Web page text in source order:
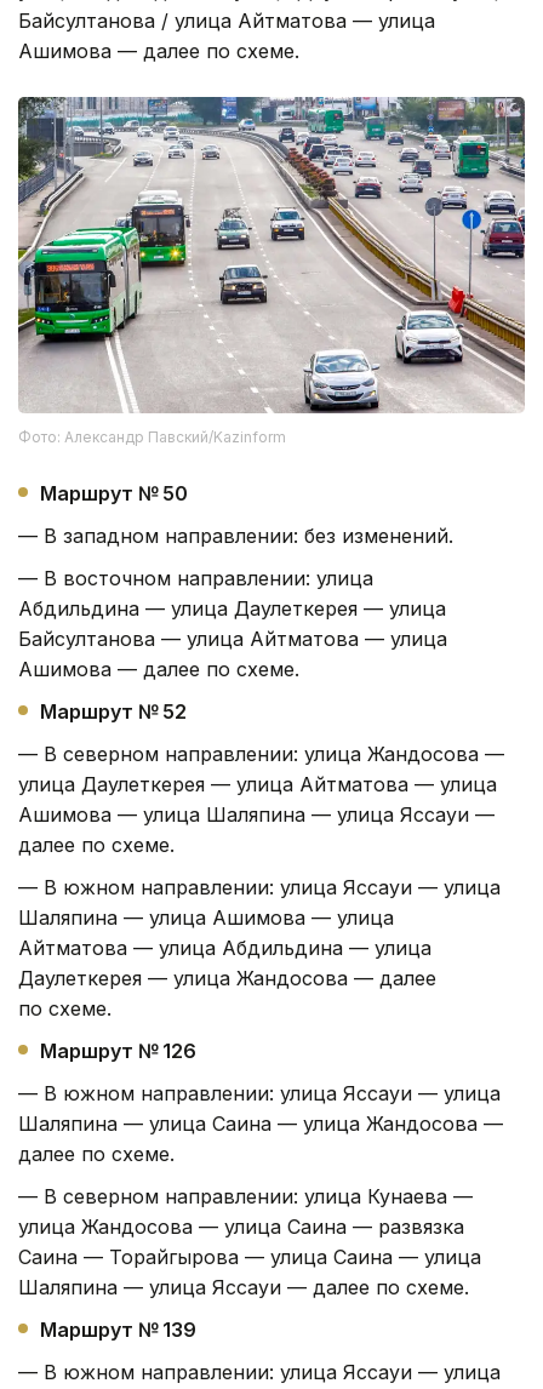
Байсултанова / улица Айтматова — улица
Ашимова — далее по схеме.
Фото: Александр Павский/Kazinform
Маршрут № 50
— В западном направлении: без изменений.
— В восточном направлении: улица
Абдильдина — улица Даулеткерея — улица
Байсултанова — улица Айтматова — улица
Ашимова — далее по схеме.
Маршрут № 52
— В северном направлении: улица Жандосова —
улица Даулеткерея — улица Айтматова — улица
Ашимова — улица Шаляпина — улица Яссауи —
далее по схеме.
— В южном направлении: улица Яссауи — улица
Шаляпина — улица Ашимова — улица
Айтматова — улица Абдильдина — улица
Даулеткерея — улица Жандосова — далее
по схеме.
Маршрут № 126
— В южном направлении: улица Яссауи — улица
Шаляпина — улица Саина — улица Жандосова —
далее по схеме.
— В северном направлении: улица Кунаева —
улица Жандосова — улица Саина — развязка
Саина — Торайгырова — улица Саина — улица
Шаляпина — улица Яссауи — далее по схеме.
Маршрут № 139
— В южном направлении: улица Яссауи — улица